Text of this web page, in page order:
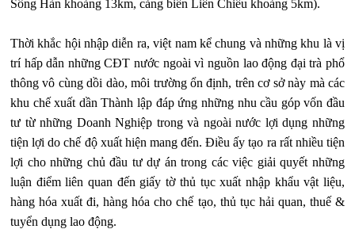
Sông Hàn khoảng 13km, cảng biển Liên Chiểu khoảng 5km).
Thời khắc hội nhập diễn ra, việt nam kể chung và những khu là vị
trí hấp dẫn những CĐT nước ngoài vì nguồn lao động đại trà phổ
thông vô cùng dồi dào, môi trường ổn định, trên cơ sở này mà các
khu chế xuất dần Thành lập đáp ứng những nhu cầu góp vốn đầu
tư từ những Doanh Nghiệp trong và ngoài nước lợi dụng những
tiện lợi do chế độ xuất hiện mang đến. Điều ấy tạo ra rất nhiều tiện
lợi cho những chủ đầu tư dự án trong các việc giải quyết những
luận điểm liên quan đến giấy tờ thủ tục xuất nhập khẩu vật liệu,
hàng hóa xuất đi, hàng hóa cho chế tạo, thủ tục hải quan, thuế &
tuyển dụng lao động.